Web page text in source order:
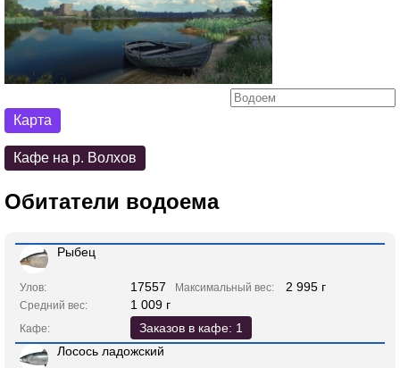
Карта
Кафе на р. Волхов
Обитатели водоема
Рыбец
Улов: 17557 Максимальный вес: 2 995 г
Средний вес: 1 009 г
Кафе:
Заказов в кафе: 1
Лосось ладожский